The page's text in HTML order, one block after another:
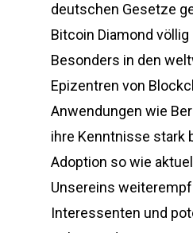
deutschen Gesetze
Bitcoin Diamond völlig
Besonders in den
Epizentren von
Anwendungen wie
ihre Kenntnisse stark
Adoption so wie
Unsereins
Interessenten und